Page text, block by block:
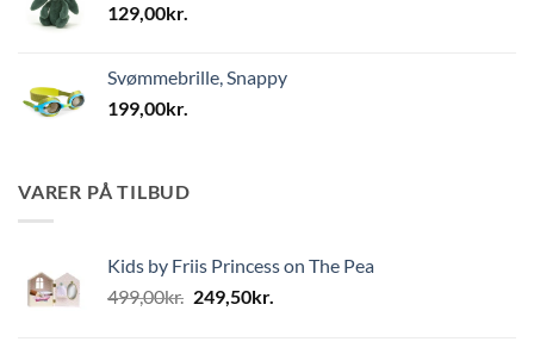
129,00kr.
Svømmebrille, Snappy
199,00kr.
VARER PÅ TILBUD
Kids by Friis Princess on The Pea
499,00kr. Den
249,50kr.